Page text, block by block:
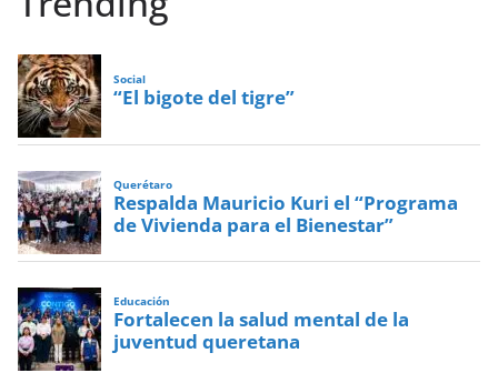
Social
“El bigote del tigre”
Querétaro
Respalda Mauricio Kuri el “Programa
de Vivienda para el Bienestar”
Educación
Fortalecen la salud mental de la
juventud queretana